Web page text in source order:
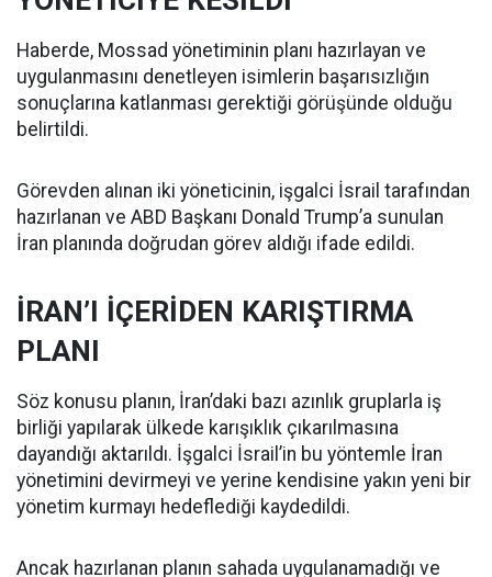
Haberde, Mossad yönetiminin planı hazırlayan ve
uygulanmasını denetleyen isimlerin başarısızlığın
sonuçlarına katlanması gerektiği görüşünde olduğu
belirtildi.
Görevden alınan iki yöneticinin, işgalci İsrail tarafından
hazırlanan ve ABD Başkanı Donald Trump’a sunulan
İran planında doğrudan görev aldığı ifade edildi.
İRAN’I İÇERİDEN KARIŞTIRMA
PLANI
Söz konusu planın, İran’daki bazı azınlık gruplarla iş
birliği yapılarak ülkede karışıklık çıkarılmasına
dayandığı aktarıldı. İşgalci İsrail’in bu yöntemle İran
yönetimini devirmeyi ve yerine kendisine yakın yeni bir
yönetim kurmayı hedeflediği kaydedildi.
Ancak hazırlanan planın sahada uygulanamadığı ve